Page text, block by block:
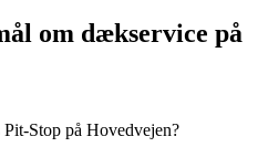
om dækservice på
Stop på Hovedvejen?